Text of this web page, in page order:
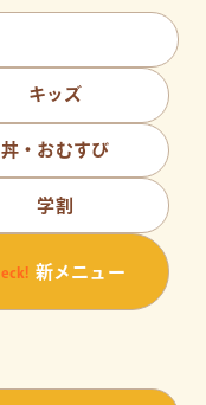
キッズ
丼・おむすび
学割
新メニュー